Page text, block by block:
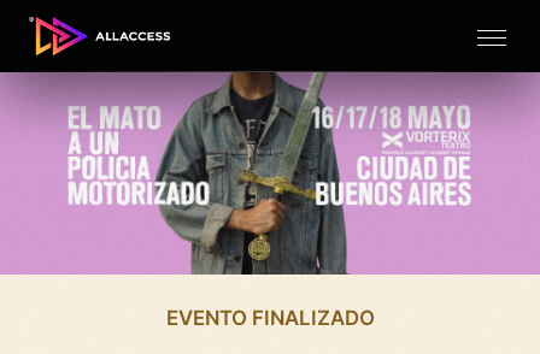
EVENTO FINALIZADO